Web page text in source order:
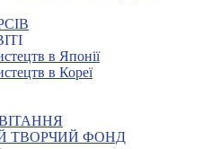
в Японії
в Кореї
ТВОРЧИЙ ФОНД